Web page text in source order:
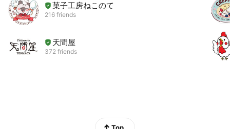
菓子工房ねこのて
216 friends
天間屋
372 friends